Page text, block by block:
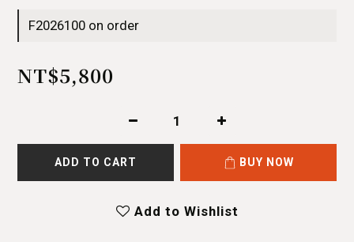
F2026100 on order
NT$5,800
ADD TO CART BUY NOW
Add to Wishlist